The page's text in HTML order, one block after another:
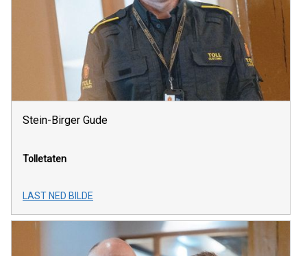
Stein-Birger Gude
Tolletaten
LAST NED BILDE